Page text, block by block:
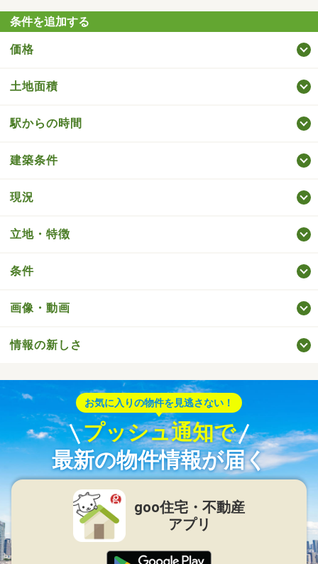
条件を追加する
価格
土地面積
駅からの時間
建築条件
現況
立地・特徴
条件
画像・動画
情報の新しさ
お気に入りの物件を見逃さない！
プッシュ通知で
最新の物件情報が届く
goo住宅・不動産
アプリ